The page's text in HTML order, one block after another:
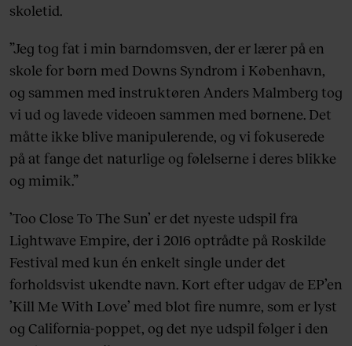
skoletid.
”Jeg tog fat i min barndomsven, der er lærer på en
skole for børn med Downs Syndrom i København,
og sammen med instruktøren Anders Malmberg tog
vi ud og lavede videoen sammen med børnene. Det
måtte ikke blive manipulerende, og vi fokuserede
på at fange det naturlige og følelserne i deres blikke
og mimik.”
’Too Close To The Sun’ er det nyeste udspil fra
Lightwave Empire, der i 2016 optrådte på Roskilde
Festival med kun én enkelt single under det
forholdsvist ukendte navn. Kort efter udgav de EP’en
’Kill Me With Love’ med blot fire numre, som er lyst
og California-poppet, og det nye udspil følger i den